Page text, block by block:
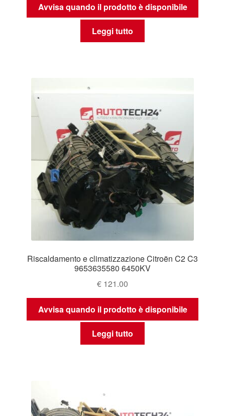
Avvisa quando il prodotto è disponibile
Leggi tutto
Riscaldamento e climatizzazione Citroën C2 C3
9653635580 6450KV
€ 121.00
Avvisa quando il prodotto è disponibile
Leggi tutto